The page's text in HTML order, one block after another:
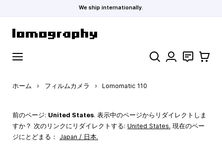
We ship internationally.
検索 お問い合わ
カート
ホーム › フィルムカメラ › Lomomatic 110
前のページ: United States. 表示中のページからリダイレクトしま
すか？ 次のリンクにリダイレクトする: United States. 現在のペー
ジにとどまる： Japan / 日本.